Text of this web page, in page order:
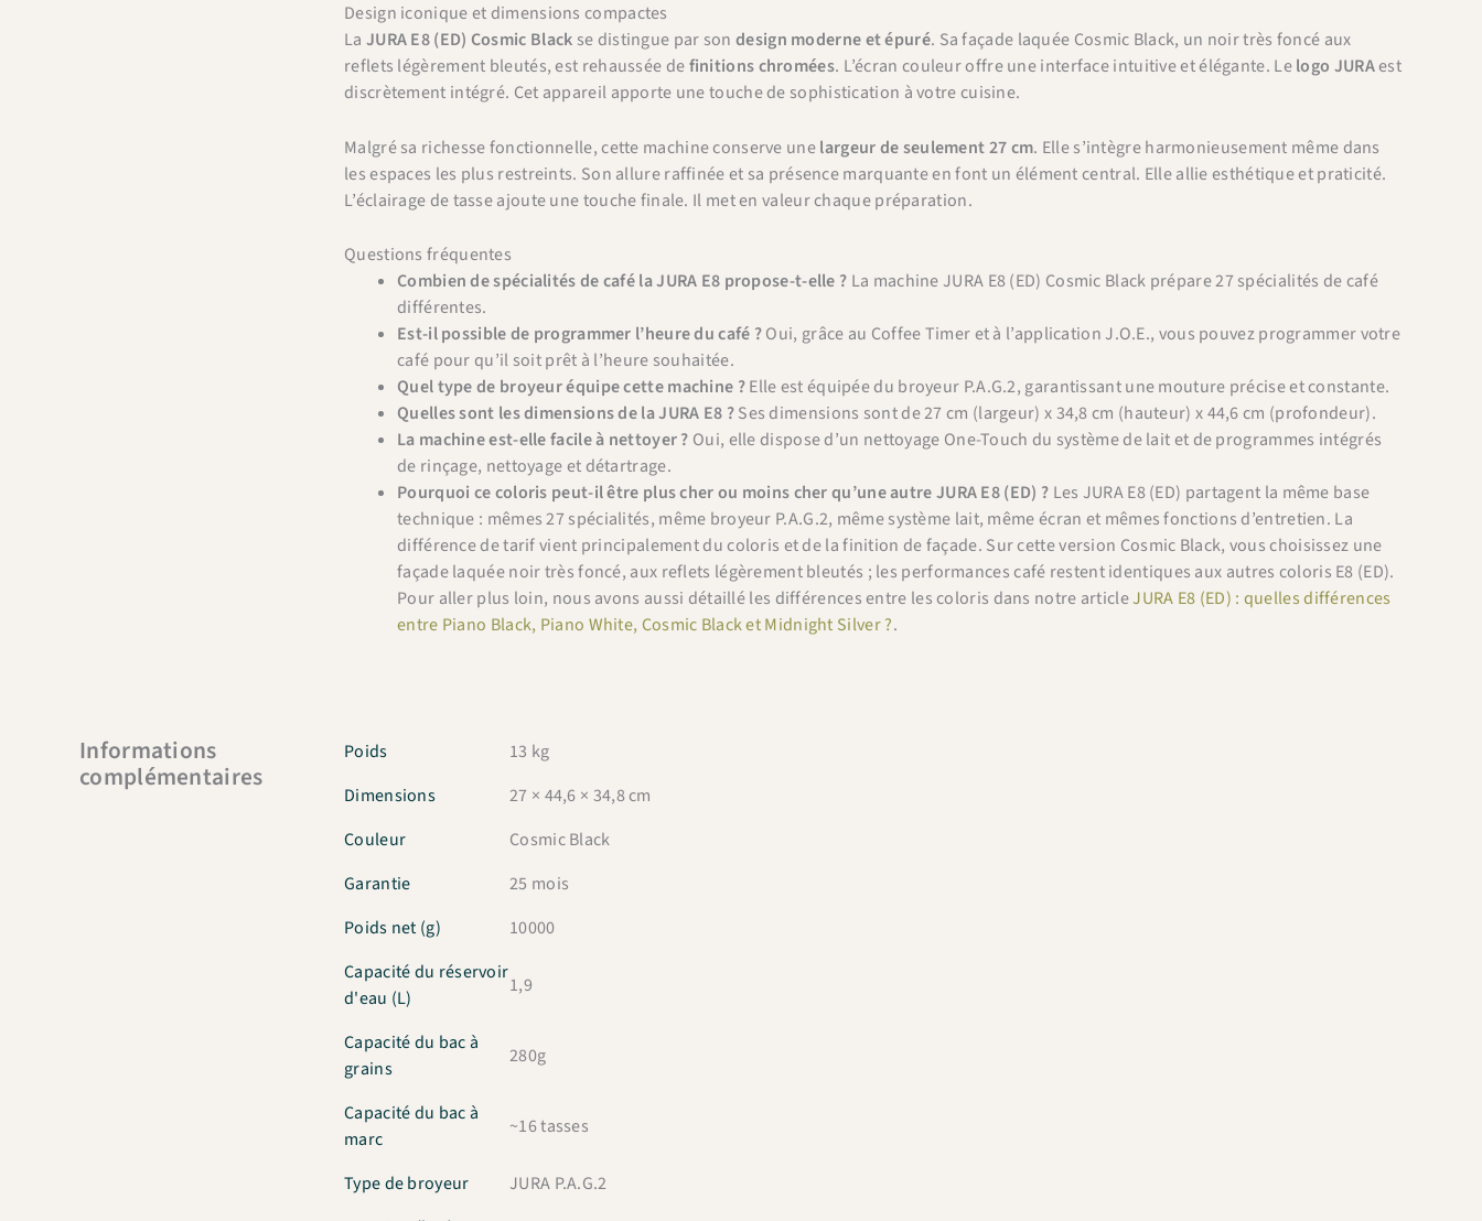
Design iconique et dimensions compactes
La JURA E8 (ED) Cosmic Black se distingue par sondesign moderne et épuré. Sa façade laquée Cosmic Black, un noir très foncé aux
reflets légèrement bleutés, est rehaussée definitions chromées. L’écran couleur offre une interface intuitive et élégante. Lelogo JURAest
discrètement intégré. Cet appareil apporte une touche de sophistication à votre cuisine.
Malgré sa richesse fonctionnelle, cette machine conserve unelargeur de seulement 27 cm. Elle s’intègre harmonieusement même dans
les espaces les plus restreints. Son allure raffinée et sa présence marquante en font un élément central. Elle allie esthétique et praticité.
L’éclairage de tasse ajoute une touche finale. Il met en valeur chaque préparation.
Questions fréquentes
Combien de spécialités de café la JURA E8 propose-t-elle ? La machine JURA E8 (ED) Cosmic Black prépare 27 spécialités de café
différentes.
Est-il possible de programmer l’heure du café ?Oui, grâce au Coffee Timer et à l’application J.O.E., vous pouvez programmer votre
café pour qu’il soit prêt à l’heure souhaitée.
Quel type de broyeur équipe cette machine ?Elle est équipée du broyeur P.A.G.2, garantissant une mouture précise et constante.
Quelles sont les dimensions de la JURA E8 ?Ses dimensions sont de 27 cm (largeur) x 34,8 cm (hauteur) x 44,6 cm (profondeur).
La machine est-elle facile à nettoyer ? Oui, elle dispose d’un nettoyage One-Touch du système de lait et de programmes intégrés
de rinçage, nettoyage et détartrage.
Pourquoi ce coloris peut-il être plus cher ou moins cher qu’une autre JURA E8 (ED) ? Les JURA E8 (ED) partagent la même base
technique : mêmes 27 spécialités, même broyeur P.A.G.2, même système lait, même écran et mêmes fonctions d’entretien. La
différence de tarif vient principalement du coloris et de la finition de façade. Sur cette version Cosmic Black, vous choisissez une
façade laquée noir très foncé, aux reflets légèrement bleutés ; les performances café restent identiques aux autres coloris E8 (ED).
Pour aller plus loin, nous avons aussi détaillé les différences entre les coloris dans notre articleJURA E8 (ED) : quelles différences
entre Piano Black, Piano White, Cosmic Black et Midnight Silver ?.
Informations
complémentaires
Poids
13 kg
Dimensions
27 × 44,6 × 34,8 cm
Couleur
Cosmic Black
Garantie
25 mois
Poids net (g)
10000
Capacité du réservoir
d'eau (L)
1,9
Capacité du bac à
grains
280g
Capacité du bac à
marc
~16 tasses
Type de broyeur
JURA P.A.G.2
×
Bienvenue chez Cafés Querry !
Profitez de -10% sur votre première commande (hors
abonnements, machines à café, bouilloires, machines à thé
et chèques cadeau et offres promotionnelles en cours).
Copiez le code ci-dessous, puis collez-le dans le champ
"Code promo" de votre panier.
BIENVENUE10 Copier & fermer